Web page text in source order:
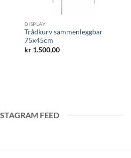
DISPLAY
Trådkurv sammenleggbar
75x45cm
kr1.500,00
FEED